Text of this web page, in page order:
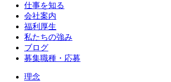
仕事を知る
会社案内
福利厚生
私たちの強み
ブログ
募集職種・応募
理念